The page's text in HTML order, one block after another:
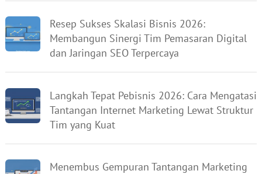
Resep Sukses Skalasi Bisnis 2026:
Membangun Sinergi Tim Pemasaran Digital
dan Jaringan SEO Terpercaya
Langkah Tepat Pebisnis 2026: Cara Mengatasi
Tantangan Internet Marketing Lewat Struktur
Tim yang Kuat
Menembus Gempuran Tantangan Marketing